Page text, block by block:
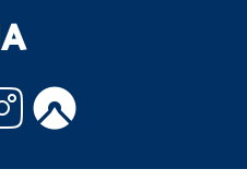
Instagram